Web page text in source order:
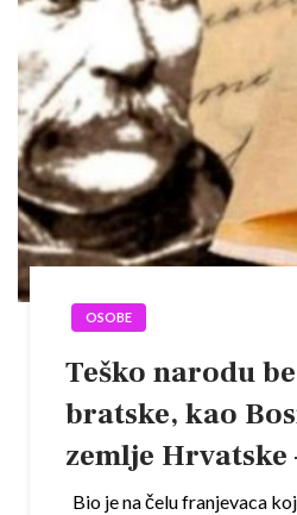
OSOBE
Teško narodu
bratske, kao
zemlje Hrvatske
Bio je na čelu franjevaca